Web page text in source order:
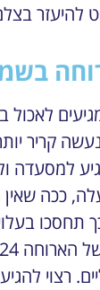
להיעזר
לאכול
קריר
ורק 22
להגיע עם ילדים כדאי שתדעו